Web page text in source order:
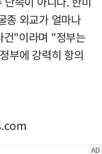
종 외교가 얼마나
건"이라며 "정부는
부에 강력히 항의